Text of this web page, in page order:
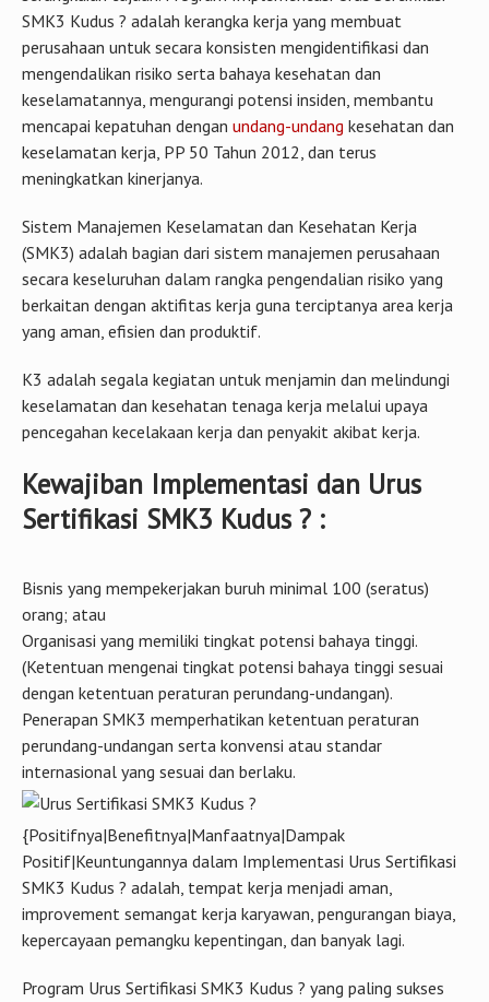
SMK3 Kudus ? adalah kerangka kerja yang membuat
perusahaan untuk secara konsisten mengidentifikasi dan
mengendalikan risiko serta bahaya kesehatan dan
keselamatannya, mengurangi potensi insiden, membantu
mencapai kepatuhan dengan undang-undang kesehatan dan
keselamatan kerja, PP 50 Tahun 2012, dan terus
meningkatkan kinerjanya.
Sistem Manajemen Keselamatan dan Kesehatan Kerja
(SMK3) adalah bagian dari sistem manajemen perusahaan
secara keseluruhan dalam rangka pengendalian risiko yang
berkaitan dengan aktifitas kerja guna terciptanya area kerja
yang aman, efisien dan produktif.
K3 adalah segala kegiatan untuk menjamin dan melindungi
keselamatan dan kesehatan tenaga kerja melalui upaya
pencegahan kecelakaan kerja dan penyakit akibat kerja.
Kewajiban Implementasi dan Urus
Sertifikasi SMK3 Kudus ? :
Bisnis yang mempekerjakan buruh minimal 100 (seratus)
orang; atau
Organisasi yang memiliki tingkat potensi bahaya tinggi.
(Ketentuan mengenai tingkat potensi bahaya tinggi sesuai
dengan ketentuan peraturan perundang-undangan).
Penerapan SMK3 memperhatikan ketentuan peraturan
perundang-undangan serta konvensi atau standar
internasional yang sesuai dan berlaku.
{Positifnya|Benefitnya|Manfaatnya|Dampak
Positif|Keuntungannya dalam Implementasi Urus Sertifikasi
SMK3 Kudus ? adalah, tempat kerja menjadi aman,
improvement semangat kerja karyawan, pengurangan biaya,
kepercayaan pemangku kepentingan, dan banyak lagi.
Program Urus Sertifikasi SMK3 Kudus ? yang paling sukses